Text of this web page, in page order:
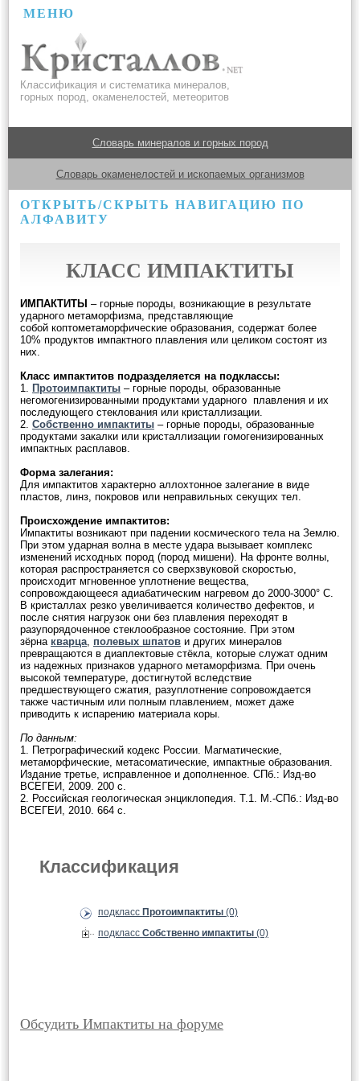
МЕНЮ
Классификация и систематика минералов,
горных пород, окаменелостей, метеоритов
Словарь минералов и горных пород
Словарь окаменелостей и ископаемых организмов
ОТКРЫТЬ/СКРЫТЬ НАВИГАЦИЮ ПО
АЛФАВИТУ
КЛАСС ИМПАКТИТЫ
ИМПАКТИТЫ – горные породы, возникающие в результате
ударного метаморфизма, представляющие
собой коптометаморфические образования, содержат более
10% продуктов импактного плавления или целиком состоят из
них.
Класс импактитов подразделяется на подклассы:
1. Протоимпактиты – горные породы, образованные
негомогенизированными продуктами ударного плавления и их
последующего стеклования или кристаллизации.
2. Собственно импактиты – горные породы, образованные
продуктами закалки или кристаллизации гомогенизированных
импактных расплавов.
Форма залегания:
Для импактитов характерно аллохтонное залегание в виде
пластов, линз, покровов или неправильных секущих тел.
Происхождение импактитов:
Импактиты возникают при падении космического тела на Землю.
При этом ударная волна в месте удара вызывает комплекс
изменений исходных пород (пород мишени). На фронте волны,
которая распространяется со сверхзвуковой скоростью,
происходит мгновенное уплотнение вещества,
сопровождающееся адиабатическим нагревом до 2000-3000° C.
В кристаллах резко увеличивается количество дефектов, и
после снятия нагрузок они без плавления переходят в
разупорядоченное стеклообразное состояние. При этом
зёрна кварца, полевых шпатов и других минералов
превращаются в диаплектовые стёкла, которые служат одним
из надежных признаков ударного метаморфизма. При очень
высокой температуре, достигнутой вследствие
предшествующего сжатия, разуплотнение сопровождается
также частичным или полным плавлением, может даже
приводить к испарению материала коры.
По данным:
1. Петрографический кодекс России. Магматические,
метаморфические, метасоматические, импактные образования.
Издание третье, исправленное и дополненное. СПб.: Изд-во
ВСЕГЕИ, 2009. 200 с.
2. Российская геологическая энциклопедия. Т.1. М.-СПб.: Изд-во
ВСЕГЕИ, 2010. 664 с.
Классификация
подкласс Протоимпактиты (0)
подкласс Собственно импактиты (0)
Обсудить Импактиты на форуме